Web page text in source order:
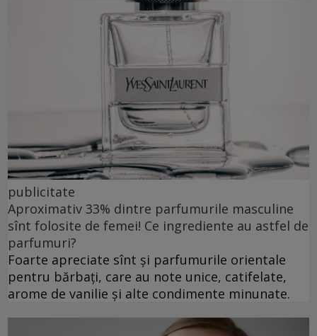
publicitate
Aproximativ 33% dintre parfumurile masculine
sînt folosite de femei! Ce ingrediente au astfel de
parfumuri?
Foarte apreciate sînt și parfumurile orientale
pentru bărbați, care au note unice, catifelate,
arome de vanilie și alte condimente minunate.